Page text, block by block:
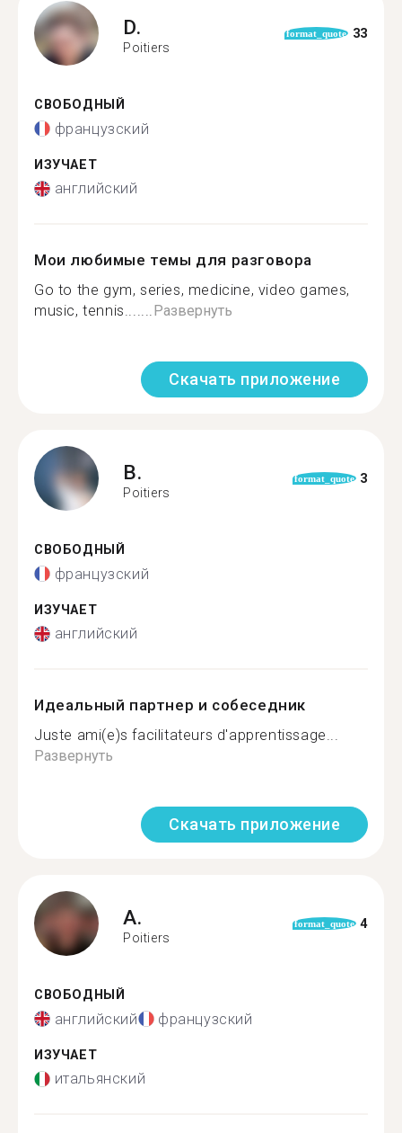
D.
Poitiers
format_quote 33
СВОБОДНЫЙ
французский
ИЗУЧАЕТ
английский
Мои любимые темы для разговора
Go to the gym, series, medicine, video games,
music, tennis.......Развернуть
Скачать приложение
B.
Poitiers
format_quote 3
СВОБОДНЫЙ
французский
ИЗУЧАЕТ
английский
Идеальный партнер и собеседник
Juste ami(e)s facilitateurs d'apprentissage...
Развернуть
Скачать приложение
A.
Poitiers
format_quote 4
СВОБОДНЫЙ
английский французский
ИЗУЧАЕТ
итальянский